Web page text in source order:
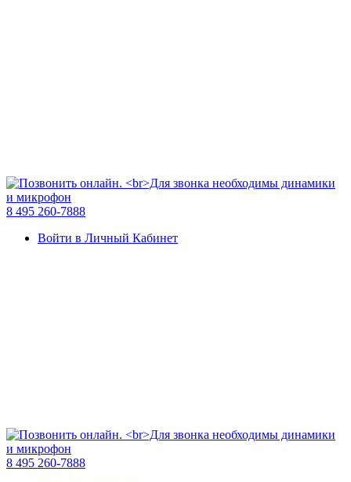
8 495 260-7888
Войти в Личный Кабинет
8 495 260-7888